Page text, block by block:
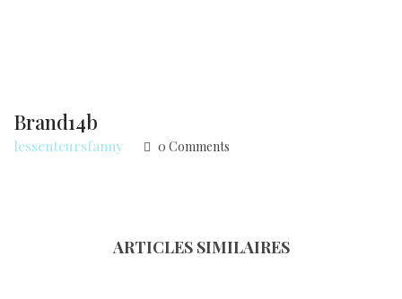
Brand14b
lessenteursfanny 0 Comments
ARTICLES SIMILAIRES